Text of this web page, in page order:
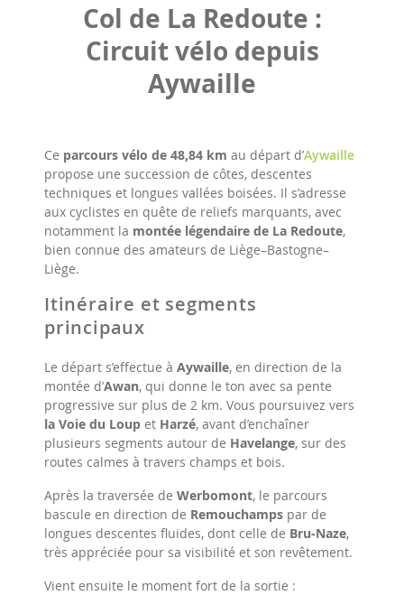
Col de La Redoute :
Circuit vélo depuis
Aywaille
Ce parcours vélo de 48,84 km au départ d’Aywaille
propose une succession de côtes, descentes
techniques et longues vallées boisées. Il s’adresse
aux cyclistes en quête de reliefs marquants, avec
notamment la montée légendaire de La Redoute,
bien connue des amateurs de Liège–Bastogne–
Liège.
Itinéraire et segments
principaux
Le départ s’effectue à Aywaille, en direction de la
montée d’Awan, qui donne le ton avec sa pente
progressive sur plus de 2 km. Vous poursuivez vers
la Voie du Loup et Harzé, avant d’enchaîner
plusieurs segments autour de Havelange, sur des
routes calmes à travers champs et bois.
Après la traversée de Werbomont, le parcours
bascule en direction de Remouchamps par de
longues descentes fluides, dont celle de Bru-Naze,
très appréciée pour sa visibilité et son revêtement.
Vient ensuite le moment fort de la sortie :